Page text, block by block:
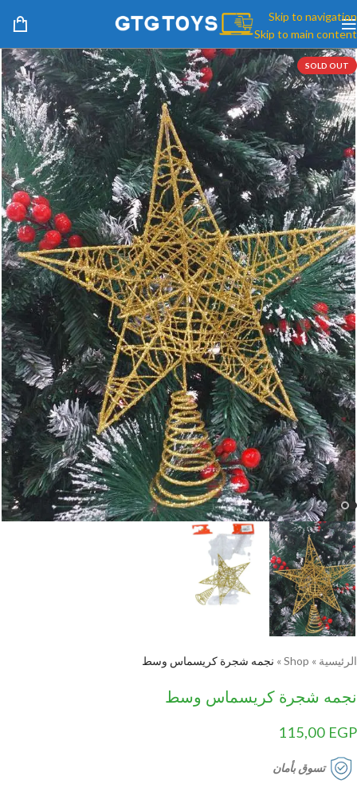
Skip to navigation
Skip to main content
SOLD OUT
الرئيسية »
Shop
» نجمه شجرة كريسماس وسط
نجمه شجرة كريسماس وسط
115,00 EGP
تسوق بأمان